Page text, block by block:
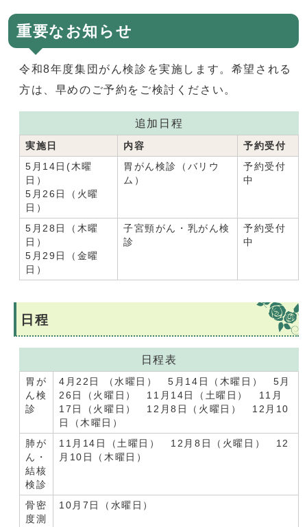
重要なお知らせ
令和8年度集団がん検診を実施します。希望される
方は、早めのご予約をご検討ください。
追加日程
実施日 内容
予約受付
5月14日(木曜
日）
5月26日（火曜
日）
胃がん検診（バリウ
ム）
予約受付
中
5月28日（木曜
日）
5月29日（金曜
日）
子宮頸がん・乳がん検
診
予約受付
中
日程
日程表
胃が
ん検
診
4月22日 （水曜日） 5月14日（木曜日） 5月
26日（火曜日） 11月14日（土曜日） 11月
17日（火曜日） 12月8日（火曜日） 12月10
日（木曜日）
肺が
ん・
結核
検診
11月14日（土曜日） 12月8日（火曜日） 12
月10日（木曜日）
骨密
度測
10月7日（水曜日）